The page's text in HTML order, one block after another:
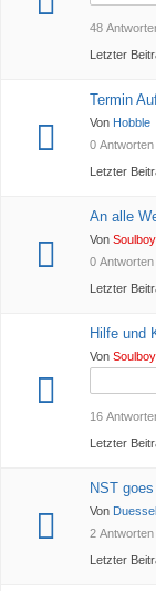
48
Letzter
Termin
Von Hobble
0 Antworten
Letzter
An alle
Von Soulboy
0 Antworten
Letzter
Hilfe und
Von Soulboy
16
Letzter
NST
Von
2 Antworten
Letzter